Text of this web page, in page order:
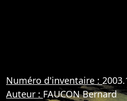
Numéro d'inventaire :
Auteur : FAUCON Bernard